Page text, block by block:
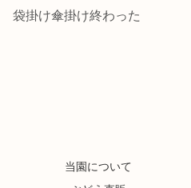
袋掛け傘掛け終わった
当園について